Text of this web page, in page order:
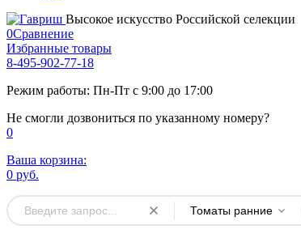
Высокое искусство Российской селекции
0Сравнение
Избранные товары
8-495-902-77-18
Режим работы: Пн-Пт с 9:00 до 17:00
Не смогли дозвониться по указанному номеру?
0
Ваша корзина:
0 руб.
Томаты ранние